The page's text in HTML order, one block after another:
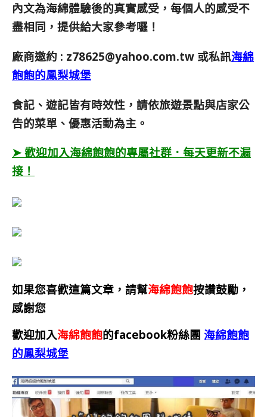
內文為海綿體驗後的真實感受，每個人的感受不
盡相同，提供給大家參考囉！
廠商邀約 : z78625@yahoo.com.tw 或私訊海綿
飽飽的鳳梨城堡
食記、遊記皆有時效性，請依旅遊景點與店家公
告的菜單、優惠活動為主。
➤ 歡迎加入海綿飽飽的專屬社群．每天更新不漏
接！
如果您喜歡這篇文章，請幫海綿飽飽按讚鼓勵，
感謝您
歡迎加入海綿飽飽的facebook粉絲團 海綿飽飽
的鳳梨城堡